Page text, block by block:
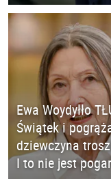
Ewa Woydyłło
Świątek i
dziewczyna
I to nie jest